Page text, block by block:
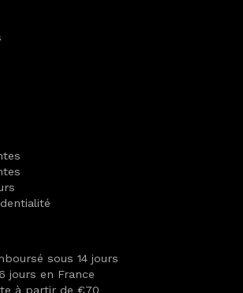
sous 14 jours
jours en France
à partir de €70